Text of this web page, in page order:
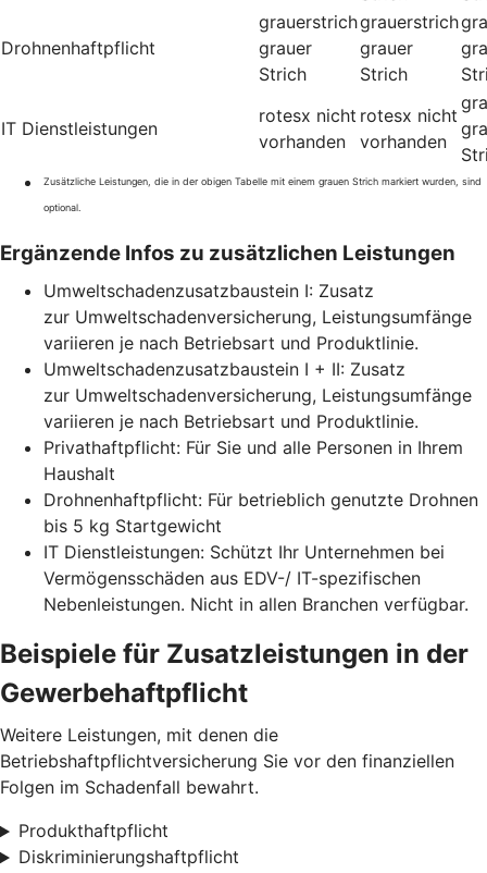
Drohnenhaftpflicht
grauerstrich
grauer
Strich
grauerstrich
grauer
Strich
IT Dienstleistungen
rotesx nicht
vorhanden
rotesx nicht
vorhanden
Zusätzliche Leistungen, die in der obigen Tabelle mit einem grauen Strich markiert wurden, sind
optional.
Ergänzende Infos zu zusätzlichen Leistungen
Umweltschadenzusatzbaustein I: Zusatz
zur Umweltschadenversicherung, Leistungsumfänge
variieren je nach Betriebsart und Produktlinie.
Umweltschadenzusatzbaustein I + II: Zusatz
zur Umweltschadenversicherung, Leistungsumfänge
variieren je nach Betriebsart und Produktlinie.
Privathaftpflicht: Für Sie und alle Personen in Ihrem
Haushalt
Drohnenhaftpflicht: Für betrieblich genutzte Drohnen
bis 5 kg Startgewicht
IT Dienstleistungen: Schützt Ihr Unternehmen bei
Vermögensschäden aus EDV-/ IT-spezifischen
Nebenleistungen. Nicht in allen Branchen verfügbar.
Beispiele für Zusatz­leistungen in der
Gewerbe­haftpflicht
Weitere Leistungen, mit denen die
Betriebshaftpflichtversicherung Sie vor den finanziellen
Folgen im Schadenfall bewahrt.
Produkthaftpflicht
Diskriminierungshaftpflicht